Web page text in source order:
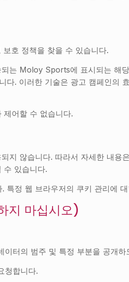
호 정책을 찾을 수 있습니다.
는 Moloy Sports에 표시되는
. 이러한 기술은 광고 캠페인의
어할 수 없습니다.
않습니다. 따라서 자세한 내용
수 있습니다.
정 웹 브라우저의 쿠키 관리에
지 마십시오)
터의 범주 및 특정 부분을 공개하
청합니다.